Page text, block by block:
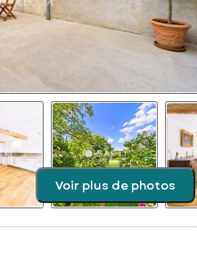
Voir plus de photos